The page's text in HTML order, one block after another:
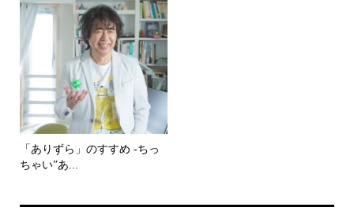
「ありずら」のすすめ -ちっ
ちゃい”あ...